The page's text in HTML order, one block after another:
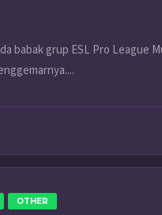
babak grup ESL Pro League
OTHER